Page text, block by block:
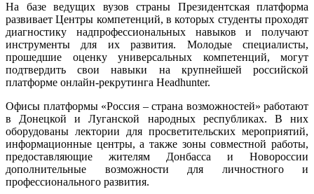
На базе ведущих вузов страны Президентская платформа
развивает Центры компетенций, в которых студенты проходят
диагностику надпрофессиональных навыков и получают
инструменты для их развития. Молодые специалисты,
прошедшие оценку универсальных компетенций, могут
подтвердить свои навыки на крупнейшей российской
платформе онлайн-рекрутинга Headhunter.
Офисы платформы «Россия – страна возможностей» работают
в Донецкой и Луганской народных республиках. В них
оборудованы лектории для просветительских мероприятий,
информационные центры, а также зоны совместной работы,
предоставляющие жителям Донбасса и Новороссии
дополнительные возможности для личностного и
профессионального развития.